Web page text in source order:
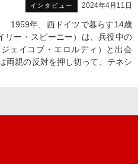
インタビュー 2024年4月11日
1959年、西ドイツで暮らす14歳
リー・スピーニー）は、兵役中の
ェイコブ・エロルディ）と出会
親の反対を押し切って、テネシ